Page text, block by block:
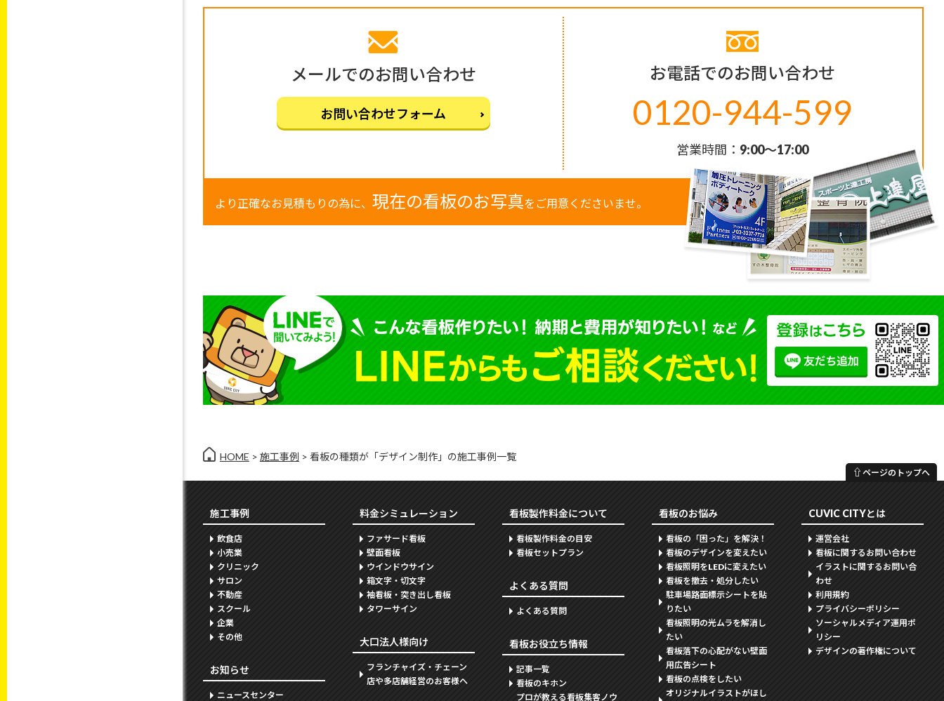
メールでのお問い合わせ
お問い合わせフォーム
お電話でのお問い合わせ
0120-944-599
営業時間： 9:00〜17:00
より正確なお見積もりの為に、 現在の看板のお写真をご用意くださいませ。
HOME > 施工事例 > 看板の種類が「デザイン制作」の施工事例一覧
⇧ページのトップへ
施工事例
飲食店
小売業
クリニック
サロン
不動産
スクール
企業
その他
お知らせ
ニュースセンター
料金シミュレーション
ファサード看板
壁面看板
ウインドウサイン
箱文字・切文字
袖看板・突き出し看板
タワーサイン
大口法人様向け
フランチャイズ・チェーン
店や多店舗経営のお客様へ
看板製作料金について
看板製作料金の目安
看板セットプラン
よくある質問
よくある質問
看板お役立ち情報
記事一覧
看板のキホン
プロが教える看板集客ノウ
看板のお悩み
看板の「困った」を解決！
看板のデザインを変えたい
看板照明をLEDに変えたい
看板を撤去・処分したい
駐車場路面標示シートを貼
りたい
看板照明の光ムラを解消し
たい
看板落下の心配がない壁面
用広告シート
看板の点検をしたい
オリジナルイラストがほし
CUVIC CITYとは
運営会社
看板に関するお問い合わせ
イラストに関するお問い合
わせ
利用規約
プライバシーポリシー
ソーシャルメディア運用ポ
リシー
デザインの著作権について